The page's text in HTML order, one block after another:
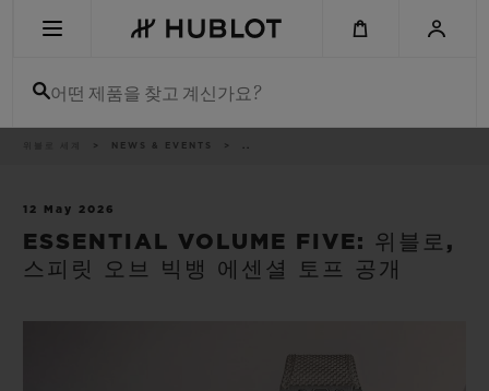
어떤 제품을 찾고 계신가요?
NEWS & EVENTS ..
12 May 2026
ESSENTIAL VOLUME FIVE: 위블로,
스피릿 오브 빅뱅 에센셜 토프 공개
신제품